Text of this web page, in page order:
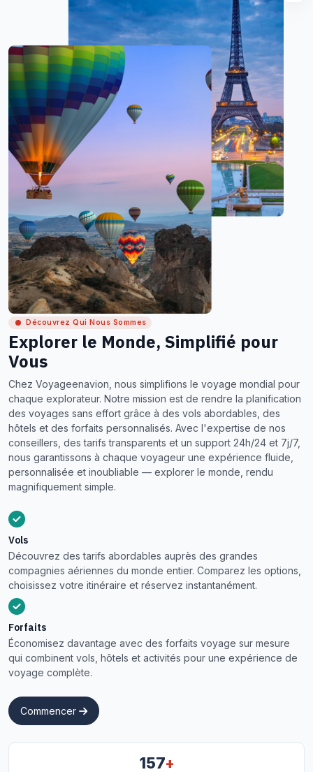
Découvrez Qui Nous Sommes
Explorer le Monde, Simplifié pour
Vous
Chez Voyageenavion, nous simplifions le voyage mondial pour
chaque explorateur. Notre mission est de rendre la planification
des voyages sans effort grâce à des vols abordables, des
hôtels et des forfaits personnalisés. Avec l'expertise de nos
conseillers, des tarifs transparents et un support 24h/24 et 7j/7,
nous garantissons à chaque voyageur une expérience fluide,
personnalisée et inoubliable — explorer le monde, rendu
magnifiquement simple.
Vols
Découvrez des tarifs abordables auprès des grandes
compagnies aériennes du monde entier. Comparez les options,
choisissez votre itinéraire et réservez instantanément.
Forfaits
Économisez davantage avec des forfaits voyage sur mesure
qui combinent vols, hôtels et activités pour une expérience de
voyage complète.
Commencer
157+